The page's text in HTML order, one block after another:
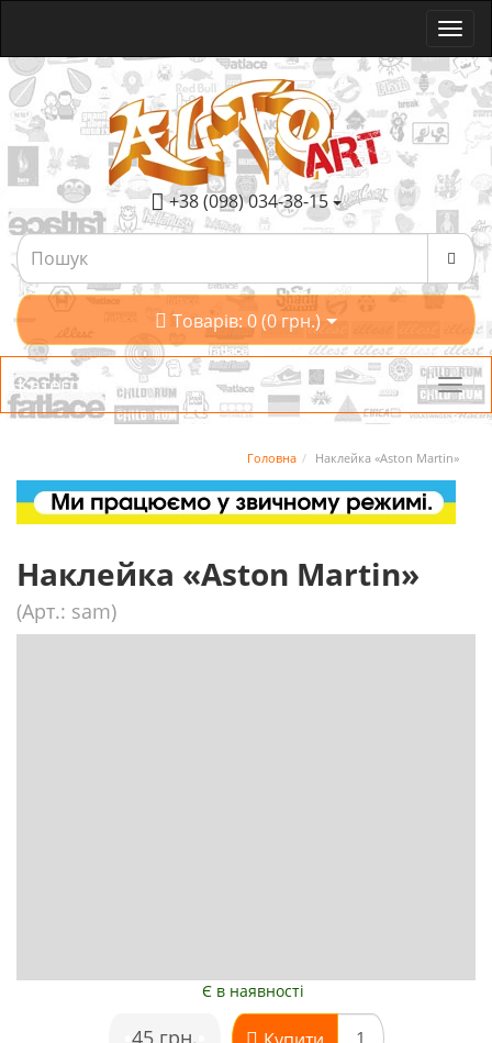
+38 (098) 034-38-15
Товарів: 0 (0 грн.)
Категорії
Головна Наклейка «Aston Martin»
Наклейка «Aston Martin»
(Арт.: sam)
Є в наявності
45 грн.